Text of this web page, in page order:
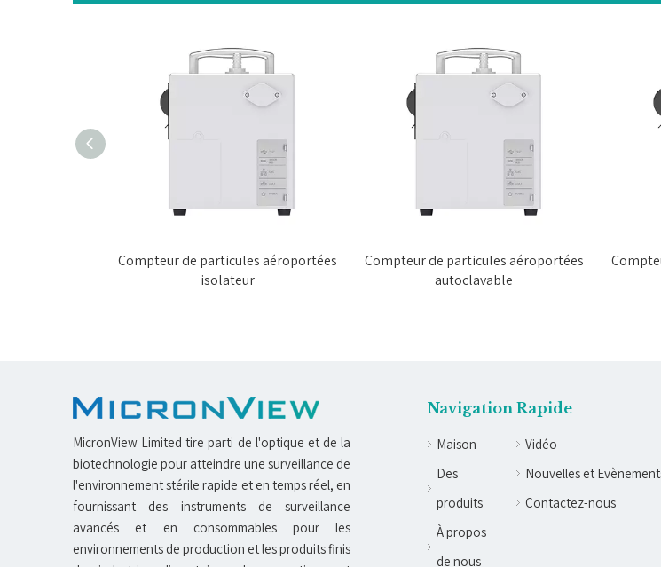
Compteur de particules aéroportées
isolateur
Compteur de particules aéroportées
autoclavable
MicronView Limited tire parti de l'optique et de la
biotechnologie pour atteindre une surveillance de
l'environnement stérile rapide et en temps réel, en
fournissant des instruments de surveillance
avancés et en consommables pour les
environnements de production et les produits finis
Navigation Rapide
Maison
Des
produits
À propos
de nous
Vidéo
Nouvelles et
Contactez-nous